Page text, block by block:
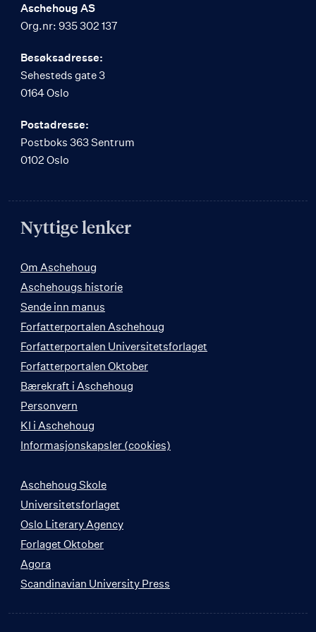
Aschehoug AS
Org.nr: 935 302 137
Besøksadresse:
Sehesteds gate 3
0164 Oslo
Postadresse:
Postboks 363 Sentrum
0102 Oslo
Nyttige lenker
Om Aschehoug
Aschehougs historie
Sende inn manus
Forfatterportalen Aschehoug
Forfatterportalen Universitetsforlaget
Forfatterportalen Oktober
Bærekraft i Aschehoug
Personvern
KI i Aschehoug
Informasjonskapsler (cookies)
Aschehoug Skole
Universitetsforlaget
Oslo Literary Agency
Forlaget Oktober
Agora
Scandinavian University Press